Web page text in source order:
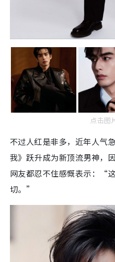
点击图
不过人红是非多，近年人气
我》跃升成为新顶流男神，
网友都忍不住感慨表示：“
切。”